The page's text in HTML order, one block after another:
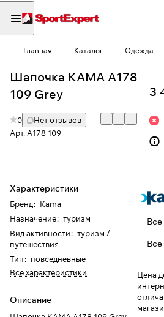
Главная Каталог Одежда
Шапочка КАМА A178
109 Grey
0
Нет отзывов
Арт. A178 109
Характеристики
Бренд: Kama
Назначение: туризм
Вид активности: туризм /
путешествия
Тип: повседневные
Все характеристики
Описание
3
Все
Цена